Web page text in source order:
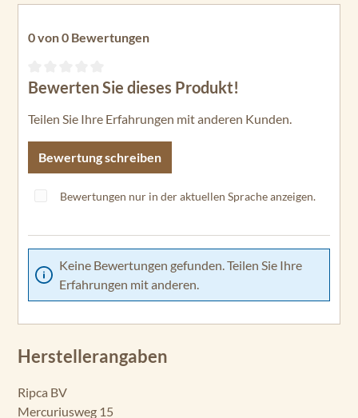
0 von 0 Bewertungen
Durchschnittliche Bewertung von 0 von 5 Sternen
Bewerten Sie dieses Produkt!
Teilen Sie Ihre Erfahrungen mit anderen Kunden.
Bewertung schreiben
Bewertungen nur in der aktuellen Sprache anzeigen.
Keine Bewertungen gefunden. Teilen Sie Ihre
Erfahrungen mit anderen.
Herstellerangaben
Ripca BV
Mercuriusweg 15